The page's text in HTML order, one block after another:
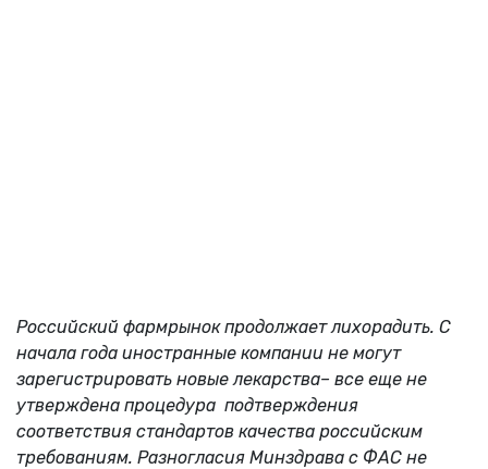
Российский фармрынок продолжает лихорадить. С
начала года иностранные компании не могут
зарегистрировать новые лекарства– все еще не
утверждена процедура подтверждения
соответствия стандартов качества российским
требованиям. Разногласия Минздрава с ФАС не